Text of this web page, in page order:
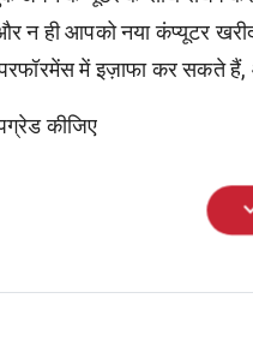
न ही आपको नया कंप्यूटर
में इज़ाफा कर सकते हैं,
कीजिए